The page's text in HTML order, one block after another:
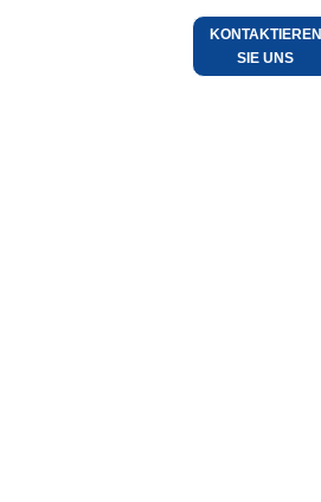
KONTAKTIEREN
SIE UNS